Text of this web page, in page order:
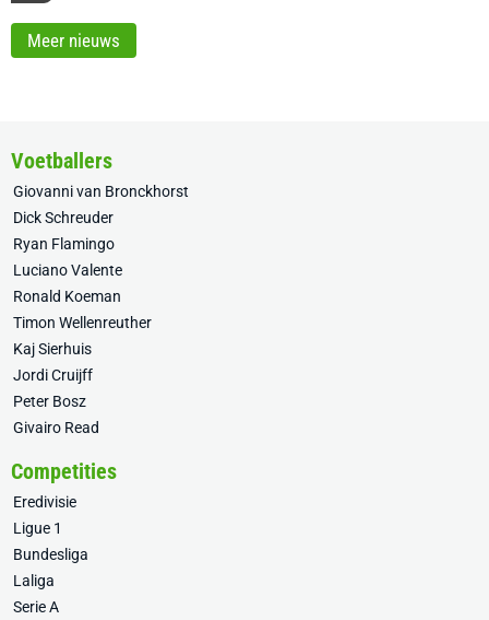
Meer nieuws
Voetballers
Giovanni van Bronckhorst
Dick Schreuder
Ryan Flamingo
Luciano Valente
Ronald Koeman
Timon Wellenreuther
Kaj Sierhuis
Jordi Cruijff
Peter Bosz
Givairo Read
Competities
Eredivisie
Ligue 1
Bundesliga
Laliga
Serie A